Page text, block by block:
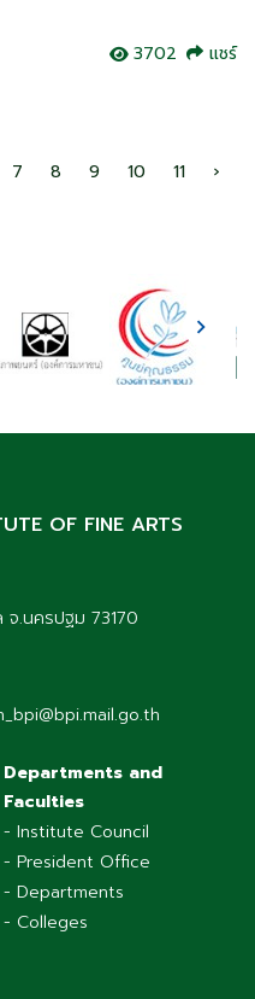
3702
แชร์
7 8 9 10 11 ›
OF FINE ARTS
.นครปฐม 73170
Departments and
Faculties
- Institute Council
- President Office
- Departments
- Colleges